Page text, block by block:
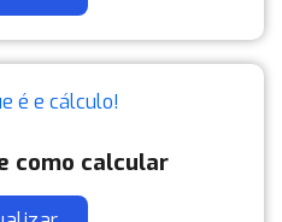
como calcular